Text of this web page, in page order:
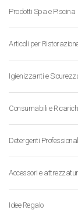
Prodotti Spa e Piscina
Articoli per
Igienizzanti e
Consumabili e
Detergenti
Accessori e
Idee Regalo